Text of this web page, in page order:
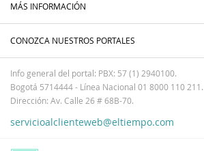
MÁS INFORMACIÓN
CONOZCA NUESTROS PORTALES
Info general del portal: PBX: 57 (1) 2940100.
Bogotá 5714444 - Línea Nacional 01 8000 110 211.
Dirección: Av. Calle 26 # 68B-70.
servicioalclienteweb@eltiempo.com